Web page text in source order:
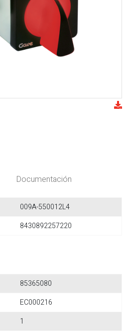
Documentación
009A-550012L4
8430892257220
85365080
EC000216
1